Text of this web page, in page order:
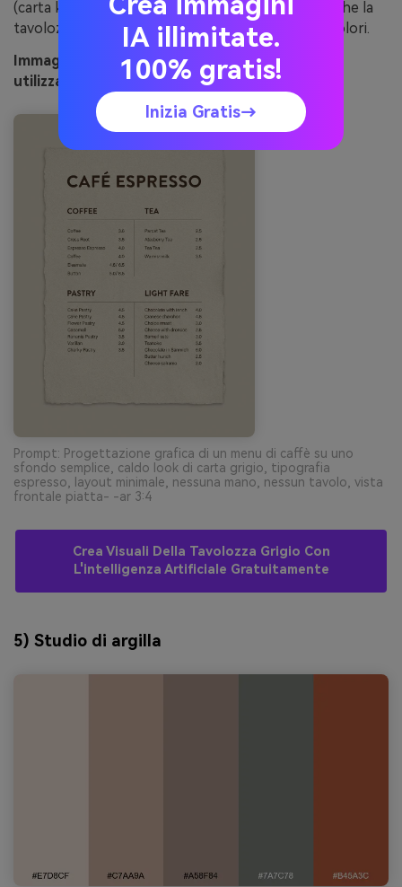
(carta kraft, stampa macchiata o grano) in modo che la
tavolozza sembri più ricca senza aggiungere più colori.
Immagine Esempio di pebble latte generato
utilizzando media.io
Prompt: Progettazione grafica di un menu di caffè su uno
sfondo semplice, caldo look di carta grigio, tipografia
espresso, layout minimale, nessuna mano, nessun tavolo, vista
frontale piatta- -ar 3:4
Crea Visuali Della Tavolozza Grigio Con
L'intelligenza Artificiale Gratuitamente
5) Studio di argilla
IA illimitate.
100% gratis!
Inizia Gratis→